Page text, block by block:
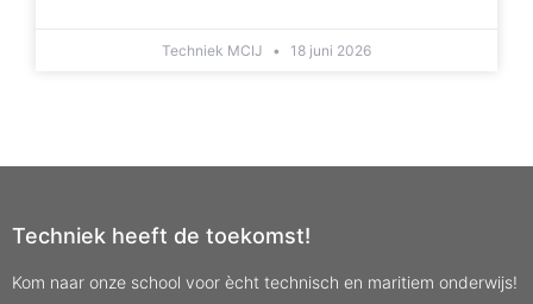
Techniek MCIJ 18 juni 2026
Techniek heeft de toekomst!
Kom naar onze school voor ècht technisch en maritiem onderwijs!